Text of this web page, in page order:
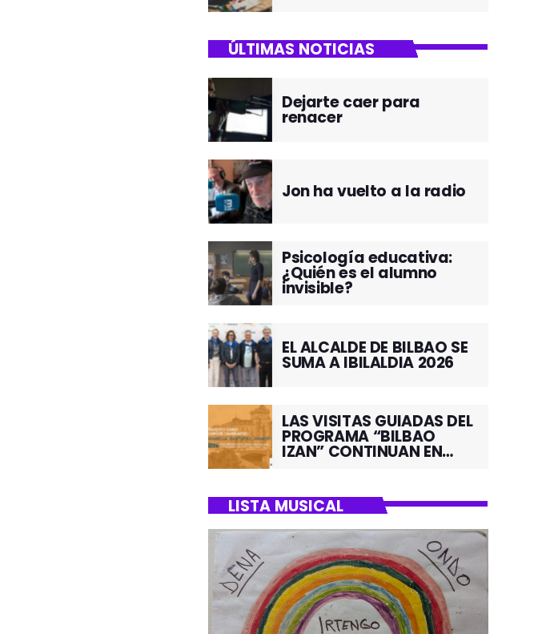
ÚLTIMAS NOTICIAS
Dejarte caer para
renacer
Jon ha vuelto a la radio
Psicología educativa:
¿Quién es el alumno
invisible?
EL ALCALDE DE BILBAO SE
SUMA A IBILALDIA 2026
LAS VISITAS GUIADAS DEL
PROGRAMA “BILBAO
IZAN” CONTINUAN EN
LISTA MUSICAL